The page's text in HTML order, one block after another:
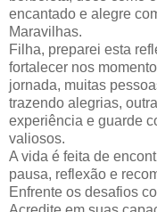
encantado e alegre
Maravilhas.
Filha, preparei esta
fortalecer nos
jornada, muitas
trazendo alegrias,
experiência e guarde
valiosos.
A vida é feita de
pausa, reflexão e
Enfrente os desafios